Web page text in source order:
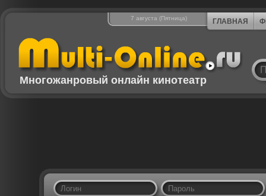
7 августа (Пятница) ГЛАВНАЯ
Многожанровый онлайн кинотеатр